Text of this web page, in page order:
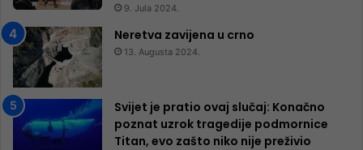
9. Jula 2024.
Neretva zavijena u crno
13. Augusta 2024.
Svijet je pratio ovaj slučaj: Konačno
poznat uzrok tragedije podmornice
Titan, evo zašto niko nije preživio